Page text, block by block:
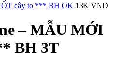
dây to *** BH OK 13K VND
– MẪU MỚI
BH 3T